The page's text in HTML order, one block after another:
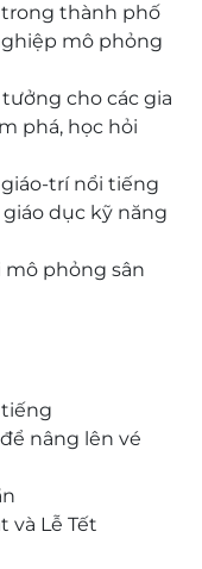
thành phố
mô phỏng
cho các gia
phá, học hỏi
trí nổi tiếng
dục kỹ năng
phỏng sân
thiết kế an
– đủ để bé
hấp dẫn khác
từ nhân viên,
vệ sinh và an
kỹ năng mềm,
trách nhiệm từ
tiếng
nâng lên vé
và Lễ Tết